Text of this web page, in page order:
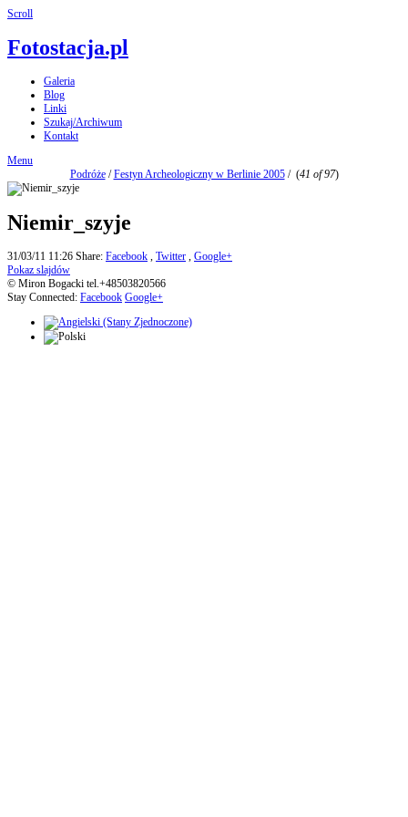
Scroll
Fotostacja.pl
Galeria
Blog
Linki
Szukaj/Archiwum
Kontakt
Menu
Podróże/Festyn Archeologiczny w Berlinie 2005/ (41 of 97)
Niemir_szyje
31/03/11 11:26 Share: Facebook , Twitter , Google+
Pokaz slajdów
© Miron Bogacki tel.+48503820566
Stay Connected: Facebook Google+